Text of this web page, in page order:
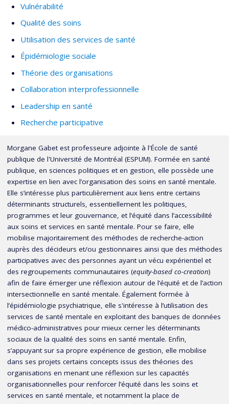
Vulnérabilité
Qualité des soins
Utilisation des services de santé
Épidémiologie sociale
Théorie des organisations
Collaboration interprofessionnelle
Leadership en santé
Recherche participative
Morgane Gabet est professeure adjointe à l'École de santé
publique de l'Université de Montréal (ESPUM). Formée en santé
publique, en sciences politiques et en gestion, elle possède une
expertise en lien avec l’organisation des soins en santé mentale.
Elle s’intéresse plus particulièrement aux liens entre certains
déterminants structurels, essentiellement les politiques,
programmes et leur gouvernance, et l’équité dans l’accessibilité
aux soins et services en santé mentale. Pour se faire, elle
mobilise majoritairement des méthodes de recherche-action
auprès des décideurs et/ou gestionnaires ainsi que des méthodes
participatives avec des personnes ayant un vécu expérientiel et
des regroupements communautaires (equity-based co-creation)
afin de faire émerger une réflexion autour de l’équité et de l’action
intersectionnelle en santé mentale. Également formée à
l’épidémiologie psychiatrique, elle s'intéresse à l’utilisation des
services de santé mentale en exploitant des banques de données
médico-administratives pour mieux cerner les déterminants
sociaux de la qualité des soins en santé mentale. Enfin,
s’appuyant sur sa propre expérience de gestion, elle mobilise
dans ses projets certains concepts issus des théories des
organisations en menant une réflexion sur les capacités
organisationnelles pour renforcer l’équité dans les soins et
services en santé mentale, et notamment la place de